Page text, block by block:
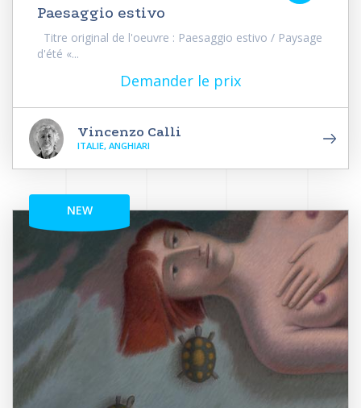
Paesaggio estivo
Titre original de l'oeuvre : Paesaggio estivo / Paysage
d'été «...
Demander le prix
Vincenzo Calli
ITALIE, ANGHIARI
NEW